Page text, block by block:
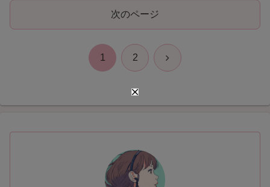
次のページ
1 2 次